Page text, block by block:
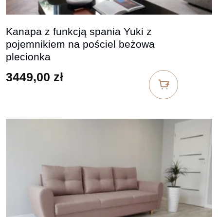
Kanapa z funkcją spania Yuki z
pojemnikiem na pościel beżowa
plecionka
3449,00 zł